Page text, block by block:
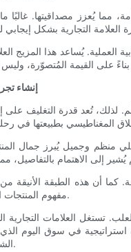
مما يُعزز مصداقيتها. غالبًا
يُساعد هذا المزيج
إنشاء
لذلك، تُعد قدرة التغليف على
منظم وجميل يُبرز جمال
أن هذه الطبقة الأنيقة من
مفهوم المنتجات الفاخرة المصنوعة يدويًا.
تستغل العلامات التجارية
استراتيجية في سوق اليوم
الشراء القائم على التجربة.